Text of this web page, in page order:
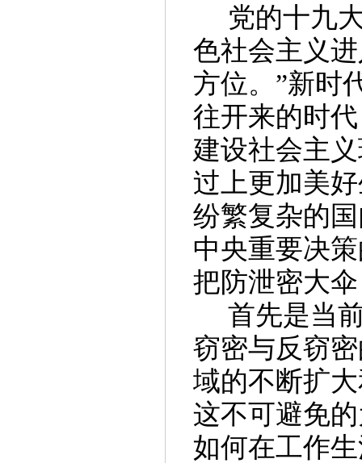
党的十九
色社会主义
方位。”新时
往开来的时
建设社会主
过上更加美
纷繁复杂的
中央重要决
把防泄密大
首先是当
窃密与反窃
域的不断扩
这不可避免
如何在工作